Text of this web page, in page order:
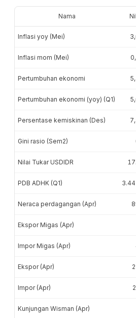
Nama
Inflasi yoy (Mei)
Inflasi mom (Mei)
Pertumbuhan ekonomi
Pertumbuhan ekonomi (yoy) (Q1)
Persentase kemiskinan (Des)
Gini rasio (Sem2)
Nilai Tukar USDIDR
PDB ADHK (Q1)
Neraca perdagangan (Apr)
Ekspor Migas (Apr)
Impor Migas (Apr)
Ekspor (Apr)
Impor (Apr)
Kunjungan Wisman (Apr)